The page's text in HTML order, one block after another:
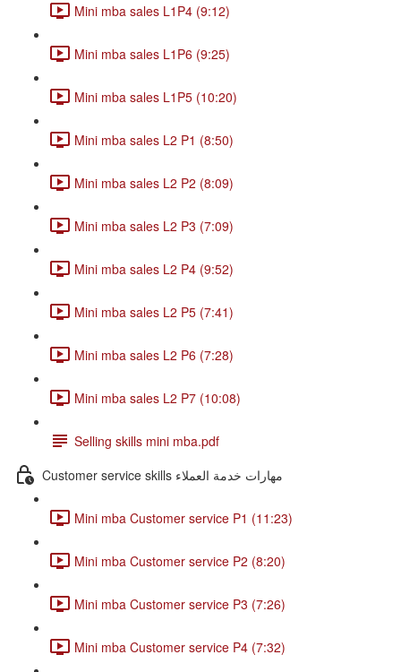
Mini mba sales L1P4 (9:12)
Mini mba sales L1P6 (9:25)
Mini mba sales L1P5 (10:20)
Mini mba sales L2 P1 (8:50)
Mini mba sales L2 P2 (8:09)
Mini mba sales L2 P3 (7:09)
Mini mba sales L2 P4 (9:52)
Mini mba sales L2 P5 (7:41)
Mini mba sales L2 P6 (7:28)
Mini mba sales L2 P7 (10:08)
Selling skills mini mba.pdf
Customer service skills مهارات خدمة العملاء
Mini mba Customer service P1 (11:23)
Mini mba Customer service P2 (8:20)
Mini mba Customer service P3 (7:26)
Mini mba Customer service P4 (7:32)